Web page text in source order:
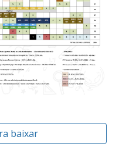
baixar